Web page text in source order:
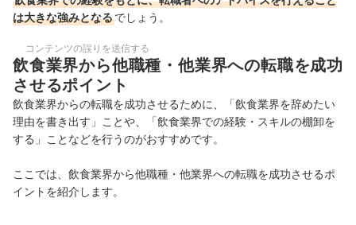
は大きな強みとなるでしょう。
コンテンツの誤りを送信する
飲食業界から他職種・他業界への転職を成功
させるポイント
飲食業界からの転職を成功させるために、「飲食業界を辞めたい
理由を書き出す」ことや、「飲食業界での経験・スキルの棚卸を
する」ことなどを行うのがおすすめです。
ここでは、 飲食業界から他職種・他業界への転職を成功させるポ
イントを紹介します。